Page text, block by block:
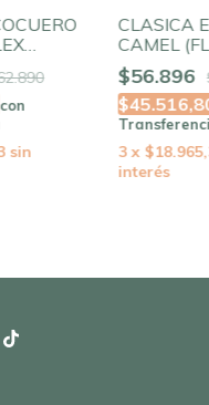
con
sin
CLASICA
CAMEL
$56.896
3 x
interés